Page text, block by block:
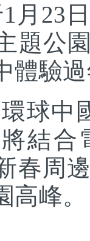
月23
題公
體驗
球中
結合
春周
峰。